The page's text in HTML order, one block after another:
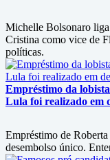
Michelle Bolsonaro
Cristina como vice de
políticas.
Empréstimo da
Lula foi realizado em
Empréstimo de
desembolso único.